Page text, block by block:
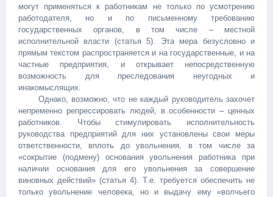
могут применяться к работникам не только по усмотрению
работодателя, но и по письменному требованию
государственных органов, в том числе – местной
исполнительной власти (статья 5). Эта мера безусловно и
прямым текстом распространяется и на государственные, и на
частные предприятия, и открывает непосредственную
возможность для преследования неугодных и
инакомыслящих.
Однако, возможно, что не каждый руководитель захочет
непременно репрессировать людей, в особенности – ценных
работников. Чтобы стимулировать исполнительность
руководства предприятий для них установлены свои меры
ответственности, вплоть до увольнения, в том числе за
«сокрытие (подмену) основания увольнения работника при
наличии основания для его увольнения за совершение
виновных действий» (статья 4). Т.е. требуется обеспечить не
только увольнение человека, но и выдачу ему «волчьего